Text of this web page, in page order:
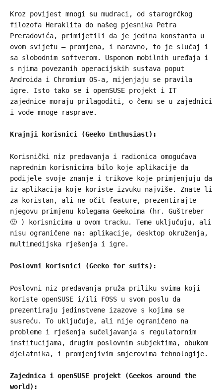
Kroz povijest mnogi su mudraci, od starogrčkog
filozofa Heraklita do našeg pjesnika Petra
Preradovića, primijetili da je jedina konstanta u
ovom svijetu – promjena, i naravno, to je slučaj i
sa slobodnim softverom. Usponom mobilnih uređaja i
s njima povezanih operacijskih sustava poput
Androida i Chromium OS-a, mijenjaju se pravila
igre. Isto tako se i openSUSE projekt i IT
zajednice moraju prilagoditi, o čemu se u zajednici
i vode mnoge rasprave.
Krajnji korisnici (Geeko Enthusiast):
Korisnički niz predavanja i radionica omogućava
naprednim korisnicima bilo koje aplikacije da
podijele svoje znanje i trikove koje primjenjuju da
iz aplikacija koje koriste izvuku najviše. Znate li
za koristan, ali ne očit feature, prezentirajte
njegovu primjenu kolegama Geekoima (hr. Guštreber
🙂 ) korisnicima u ovom tracku. Teme uključuju, ali
nisu ograničene na: aplikacije, desktop okruženja,
multimedijska rješenja i igre.
Poslovni korisnici (Geeko for suits):
Poslovni niz predavanja pruža priliku svima koji
koriste openSUSE i/ili FOSS u svom poslu da
prezentiraju jedinstvene izazove s kojima se
susreću. To uključuje, ali nije ograničeno na
probleme i rješenja sučeljavanja s regulatornim
institucijama, drugim poslovnim subjektima, obukom
djelatnika, i promjenjivim smjerovima tehnologije.
Zajednica i openSUSE projekt (Geekos around the
world):